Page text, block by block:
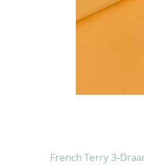
French Terry 3-